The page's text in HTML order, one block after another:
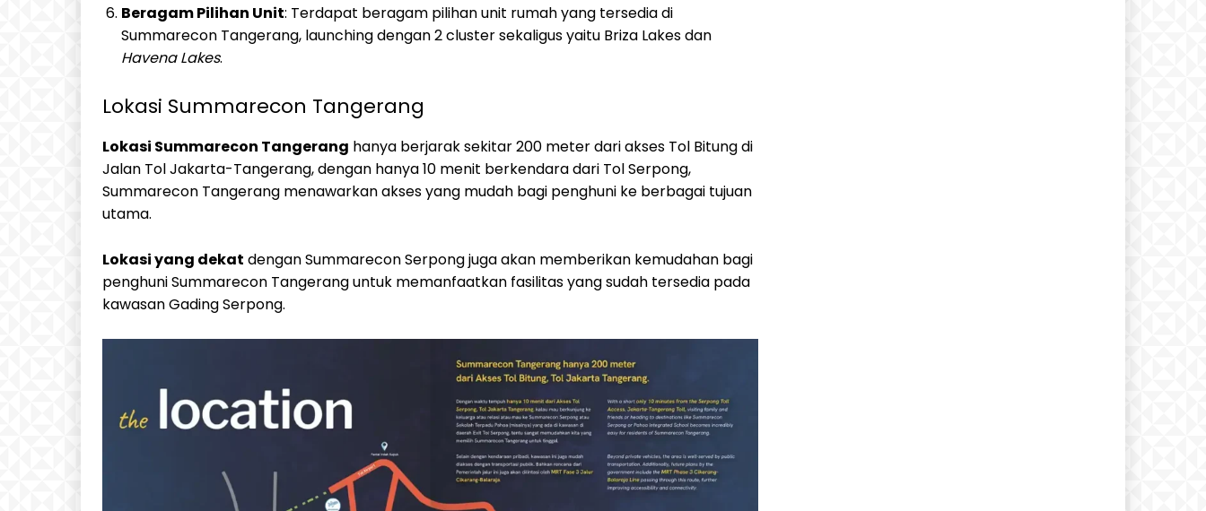
Beragam Pilihan Unit: Terdapat beragam pilihan unit rumah yang tersedia di
Summarecon Tangerang, launching dengan 2 cluster sekaligus yaitu Briza Lakes dan
Havena Lakes.
Lokasi Summarecon Tangerang
Lokasi Summarecon Tangerang hanya berjarak sekitar 200 meter dari akses Tol Bitung di
Jalan Tol Jakarta-Tangerang, dengan hanya 10 menit berkendara dari Tol Serpong,
Summarecon Tangerang menawarkan akses yang mudah bagi penghuni ke berbagai tujuan
utama.
Lokasi yang dekat dengan Summarecon Serpong juga akan memberikan kemudahan bagi
penghuni Summarecon Tangerang untuk memanfaatkan fasilitas yang sudah tersedia pada
kawasan Gading Serpong.